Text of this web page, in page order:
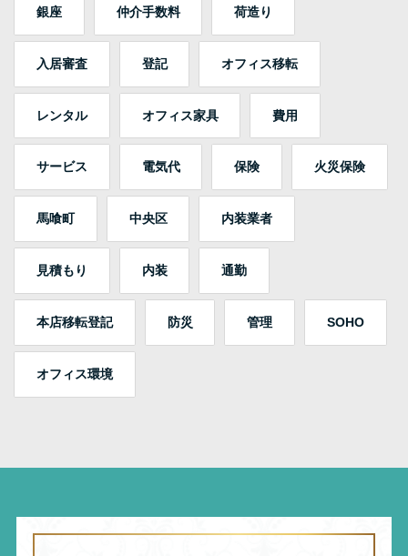
銀座 仲介手数料 荷造り
入居審査 登記 オフィス移転
レンタル オフィス家具 費用
サービス 電気代 保険 火災保険
馬喰町 中央区 内装業者
見積もり 内装 通勤
本店移転登記 防災 管理 SOHO
オフィス環境